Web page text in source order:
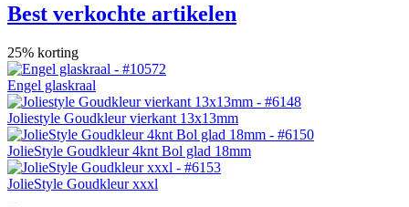
Best verkochte artikelen
25% korting
Engel glaskraal
Joliestyle Goudkleur vierkant 13x13mm
JolieStyle Goudkleur 4knt Bol glad 18mm
JolieStyle Goudkleur xxxl